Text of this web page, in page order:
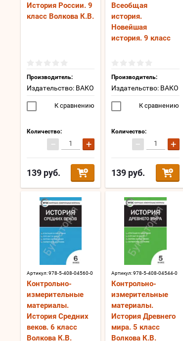
История России. 9
класс Волкова К.В.
Производитель:
Издательство: ВАКО
К сравнению
Количество:
− +
139 руб.
Всеобщая
история.
Новейшая
история. 9 класс
Производитель:
Издательство: ВАКО
К сравнению
Количество:
− +
139 руб.
Артикул:978-5-408-04560-0
Контрольно-
измерительные
материалы.
История Средних
веков. 6 класс
Волкова К.В.
Артикул:978-5-408-04544-0
Контрольно-
измерительные
материалы.
История Древнего
мира. 5 класс
Волкова К.В.